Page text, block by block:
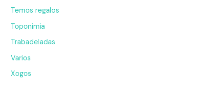
Temos regalos
Toponimia
Trabadeladas
Varios
Xogos